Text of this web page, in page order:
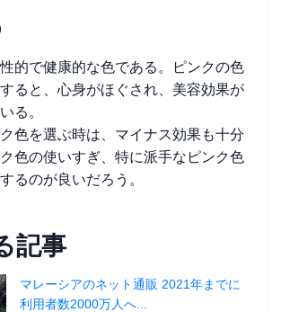
的で健康的な色である。ピンクの色
ると、心身がほぐされ、美容効果が
る。
色を選ぶ時は、マイナス効果も十分
色の使いすぎ、特に派手なピンク色
るのが良いだろう。
記事
マレーシアのネット通販 2021年までに
利用者数2000万人へ...